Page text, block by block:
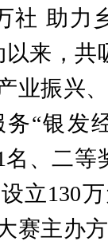
社 助力
来，共
业振兴
“银发
、二等
立130
赛主办